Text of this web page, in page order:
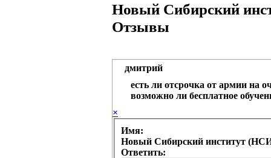
Новый Сибирский
Отзывы
дмитрий
есть ли отсрочка от армии на
возможно ли бесплатное
×
Имя:
Новый Сибирский институт
Ответить: